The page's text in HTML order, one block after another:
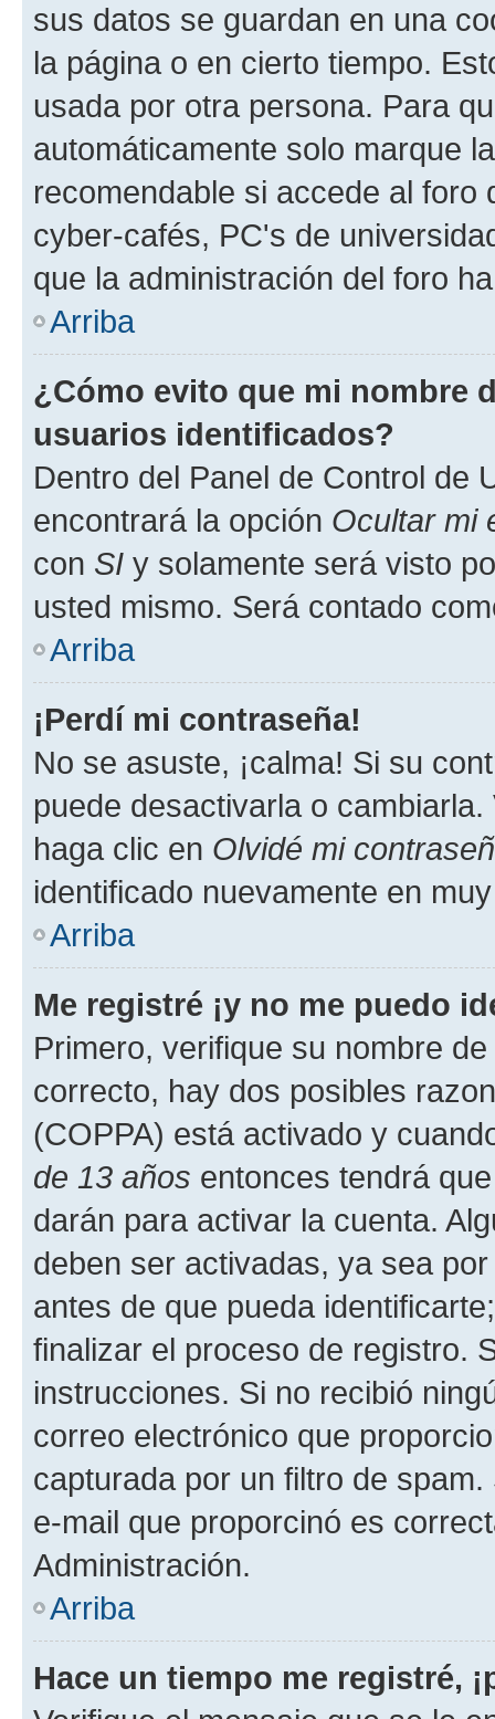
sus datos se guardan en una
la página o en cierto tiempo.
usada por otra persona. Para
automáticamente solo marque
recomendable si accede al foro
cyber-cafés, PC's de
que la administración del foro
Arriba
¿Cómo evito que mi nombre
usuarios identificados?
Dentro del Panel de Control de
encontrará la opción Ocultar mi
con SI y solamente será visto
usted mismo. Será contado
Arriba
¡Perdí mi contraseña!
No se asuste, ¡calma! Si su
puede desactivarla o
haga clic en Olvidé mi
identificado nuevamente en
Arriba
Me registré ¡y no me puedo
Primero, verifique su nombre
correcto, hay dos posibles
(COPPA) está activado y
de 13 años entonces tendrá
darán para activar la cuenta.
deben ser activadas, ya sea
antes de que pueda
finalizar el proceso de registro.
instrucciones. Si no recibió
correo electrónico que
capturada por un filtro de
e-mail que proporcinó es
Administración.
Arriba
Hace un tiempo me registré,